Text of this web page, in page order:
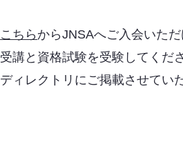
こちら からJNSAへご入会いた
受講と資格試験を受験してくだ
ディレクトリにご掲載させてい